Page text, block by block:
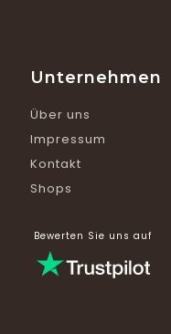
Unternehmen
Über uns
Impressum
Kontakt
Shops
Bewerten Sie uns auf